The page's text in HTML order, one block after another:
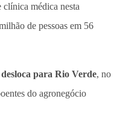
clínica médica nesta
de pessoas em 56
para Rio Verde, no
do agronegócio